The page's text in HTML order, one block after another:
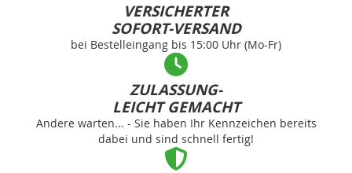
VERSICHERTER
SOFORT-VERSAND
bei Bestelleingang bis 15:00 Uhr (Mo-Fr)
ZULASSUNG-
LEICHT GEMACHT
Andere warten... - Sie haben Ihr Kennzeichen bereits
dabei und sind schnell fertig!